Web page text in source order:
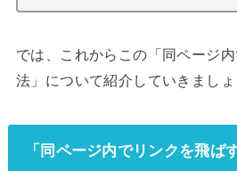
では、これからこの「同ページ
法」について紹介していきましょ
「同ページ内でリンクを飛ば